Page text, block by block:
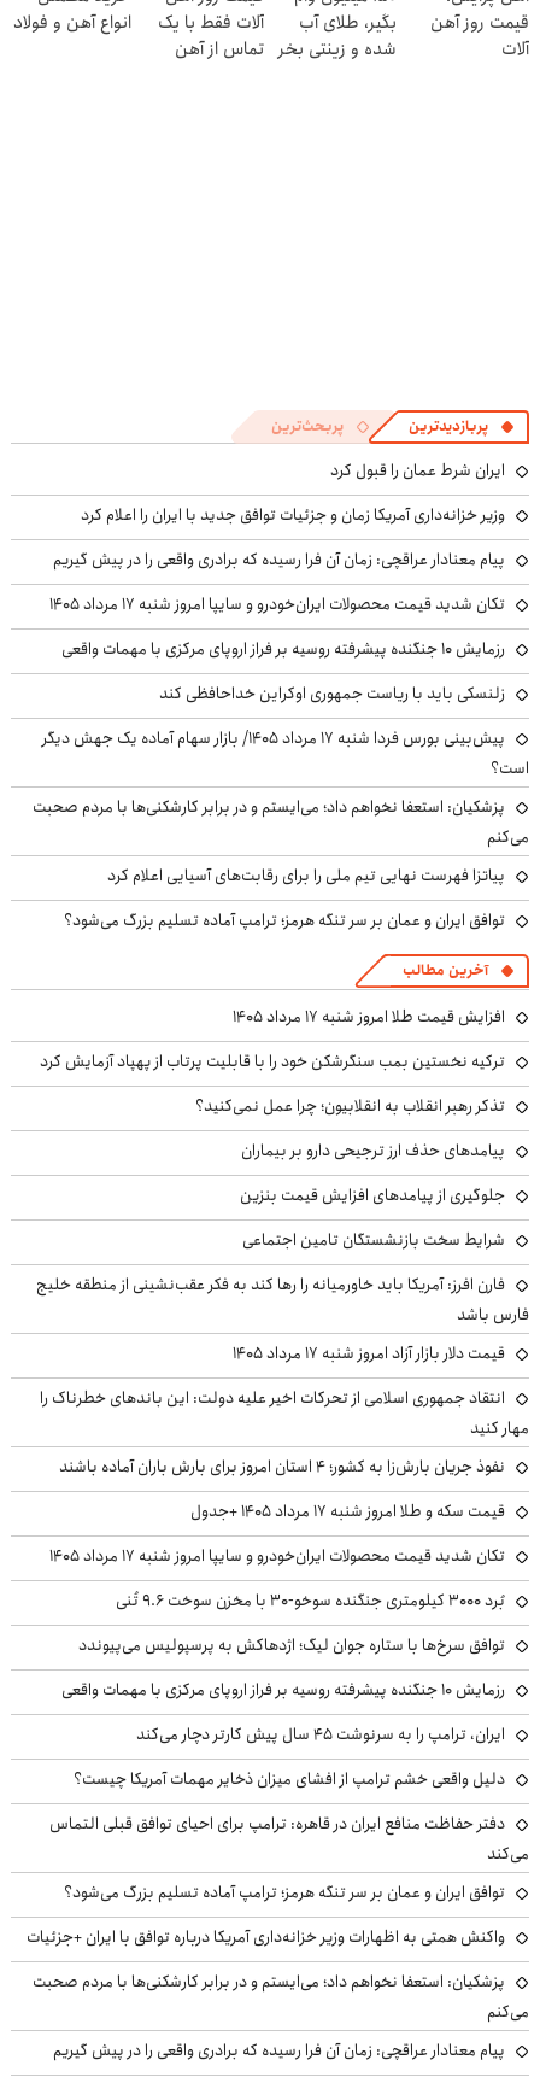
پرسش‌نامه
قیمت روز آهن
آلات
بگیر، طلای آب
شده و زینتی بخر
آلات فقط با یک
تماس از آهن
انواع آهن و فولاد
پربازدیدترین پربحث‌ترین
ایران شرط عمان را قبول کرد
وزیر خزانه‌داری آمریکا زمان و جزئیات توافق جدید با ایران را اعلام کرد
پیام معنادار عراقچی: زمان آن فرا رسیده که برادری واقعی را در پیش گیریم
تکان شدید قیمت محصولات ایران‌خودرو و سایپا امروز شنبه ۱۷ مرداد ۱۴۰۵
رزمایش ۱۰ جنگنده پیشرفته روسیه بر فراز اروپای مرکزی با مهمات واقعی
زلنسکی باید با ریاست جمهوری اوکراین خداحافظی کند
پیش‌بینی بورس فردا شنبه ۱۷ مرداد ۱۴۰۵/ بازار سهام آماده یک جهش دیگر
است؟
پزشکیان: استعفا نخواهم داد؛ می‌ایستم و در برابر کارشکنی‌ها با مردم صحبت
می‌کنم
پیاتزا فهرست نهایی تیم ملی را برای رقابت‌های آسیایی اعلام کرد
توافق ایران و عمان بر سر تنگه هرمز؛ ترامپ آماده تسلیم بزرگ می‌شود؟
آخرین مطالب
افزایش قیمت طلا امروز شنبه ۱۷ مرداد ۱۴۰۵
ترکیه نخستین بمب سنگرشکن خود را با قابلیت پرتاب از پهپاد آزمایش کرد
تذکر رهبر انقلاب به انقلابیون؛ چرا عمل نمی‌کنید؟
پیامدهای حذف ارز ترجیحی دارو بر بیماران
جلوگیری از پیامدهای افزایش قیمت بنزین
شرایط سخت بازنشستگان تامین اجتماعی
فارن افرز: آمریکا باید خاورمیانه را رها کند به فکر عقب‌نشینی از منطقه خلیج
فارس باشد
قیمت دلار بازار آزاد امروز شنبه ۱۷ مرداد ۱۴۰۵
انتقاد جمهوری اسلامی از تحرکات اخیر علیه دولت: این باندهای خطرناک را
مهار کنید
نفوذ جریان بارش‌زا به کشور؛ ۴ استان امروز برای بارش باران آماده باشند
قیمت سکه و طلا امروز شنبه ۱۷ مرداد ۱۴۰۵ +جدول
تکان شدید قیمت محصولات ایران‌خودرو و سایپا امروز شنبه ۱۷ مرداد ۱۴۰۵
بُرد ۳۰۰۰ کیلومتری جنگنده سوخو-۳۰ با مخزن سوخت ۹.۶ تُنی
توافق سرخ‌ها با ستاره جوان لیگ؛ اژدهاکش به پرسپولیس می‌پیوندد
رزمایش ۱۰ جنگنده پیشرفته روسیه بر فراز اروپای مرکزی با مهمات واقعی
ایران، ترامپ را به سرنوشت ۴۵ سال پیش کارتر دچار می‌کند
دلیل واقعی خشم ترامپ از افشای میزان ذخایر مهمات آمریکا چیست؟
دفتر حفاظت منافع ایران در قاهره: ترامپ برای احیای توافق قبلی التماس
می‌کند
توافق ایران و عمان بر سر تنگه هرمز؛ ترامپ آماده تسلیم بزرگ می‌شود؟
واکنش همتی به اظهارات وزیر خزانه‌داری آمریکا درباره توافق با ایران +جزئیات
پزشکیان: استعفا نخواهم داد؛ می‌ایستم و در برابر کارشکنی‌ها با مردم صحبت
می‌کنم
پیام معنادار عراقچی: زمان آن فرا رسیده که برادری واقعی را در پیش گیریم